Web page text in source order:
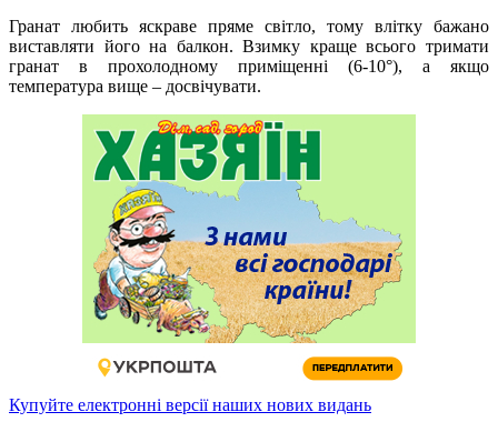
Гранат любить яскраве пряме світло, тому влітку бажано
виставляти його на балкон. Взимку краще всього тримати
гранат в прохолодному приміщенні (6-10°), а якщо
температура вище – досвічувати.
Купуйте електронні версії наших нових видань